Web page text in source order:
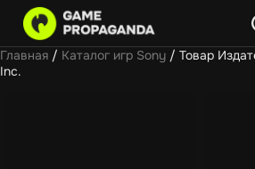
Главная / Каталог игр Sony / Товар
Inc.